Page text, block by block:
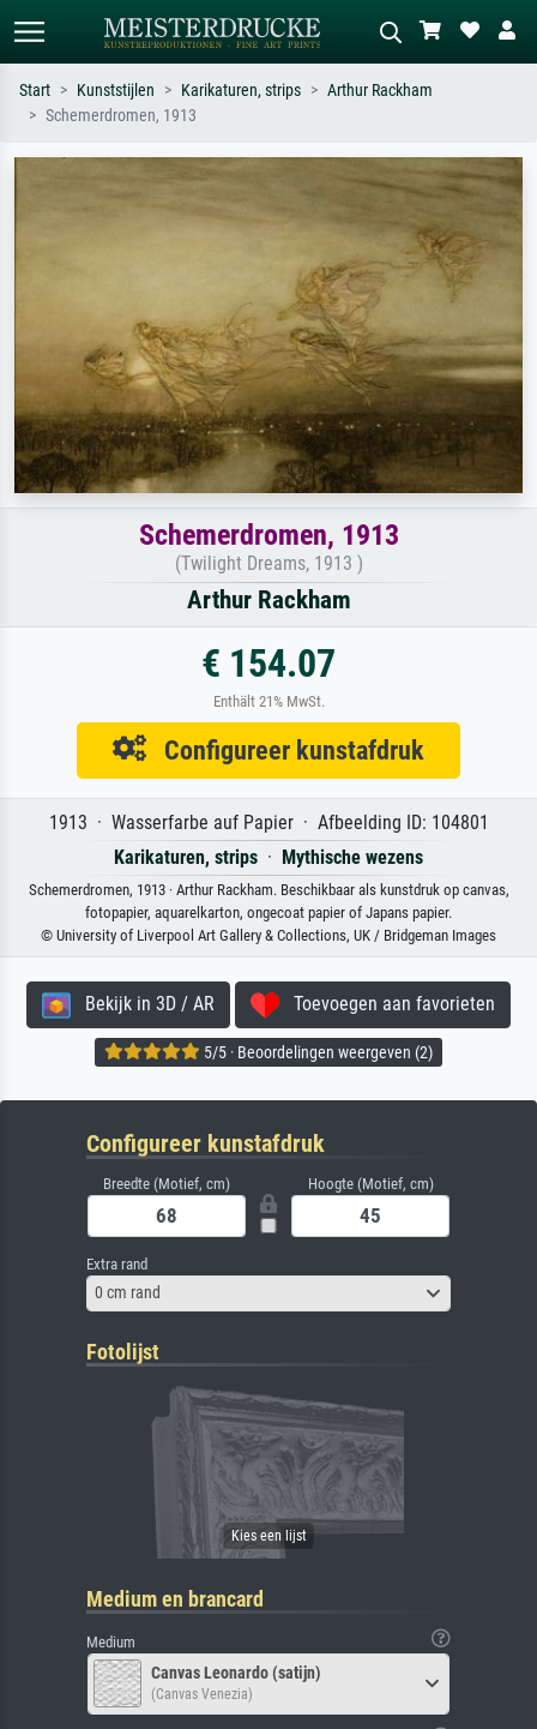
Zoek op kunstenaar, titel of stijl – bijv.
Monet, Sterrennacht, impressionisme,
Beschrijf de scène – bijv. groene
weide, abstract met veel rood, donker
olieverfschilderij, staand naakt naast
een boom.
Start Kunststijlen Karikaturen, strips
Arthur Rackham
Schemerdromen, 1913
Schemerdromen, 1913
(Twilight Dreams, 1913 )
Arthur Rackham
€ 154.07
Enthält 21% MwSt.
Configureer kunstafdruk
1913 · Wasserfarbe auf Papier · Afbeelding ID: 104801
Karikaturen, strips · Mythische wezens
Schemerdromen, 1913 · Arthur Rackham. Beschikbaar als kunstdruk op canvas,
fotopapier, aquarelkarton, ongecoat papier of Japans papier.
© University of Liverpool Art Gallery & Collections, UK / Bridgeman Images
Bekijk in 3D / AR Toevoegen aan favorieten
5/5 · Beoordelingen weergeven (2)
Configureer kunstafdruk
Breedte (Motief, cm) Hoogte (Motief, cm)
Extra rand
0 cm rand
Fotolijst
Medium en brancard
Medium
Canvas Leonardo (satijn)
(Canvas Venezia)